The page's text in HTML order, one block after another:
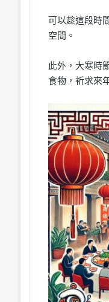
可以趁這段時
空間。
此外，大寒時
食物，祈求來